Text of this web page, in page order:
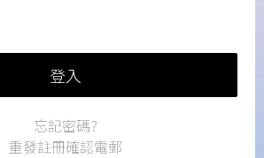
登入
忘記密碼?
重發註冊確認電郵